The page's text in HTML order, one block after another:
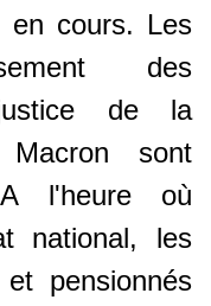
en cours. Les
des
de la
Macron sont
A l'heure où
national, les
pensionnés